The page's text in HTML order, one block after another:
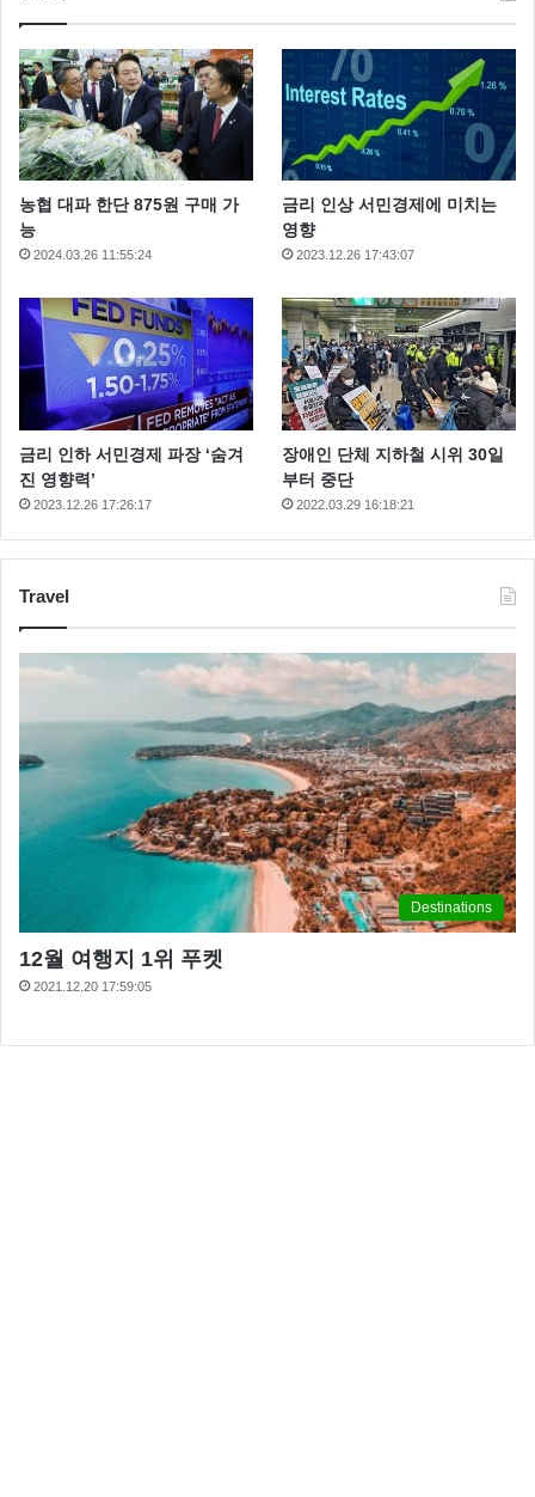
농협 대파 한단 875원 구매 가
능
2024.03.26 11:55:24
금리 인상 서민경제에 미치는
영향
2023.12.26 17:43:07
금리 인하 서민경제 파장 ‘숨겨
진 영향력’
2023.12.26 17:26:17
장애인 단체 지하철 시위 30일
부터 중단
2022.03.29 16:18:21
Travel
Destinations
12월 여행지 1위 푸켓
2021.12.20 17:59:05